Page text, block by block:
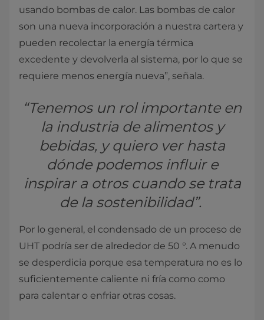
usando bombas de calor. Las bombas de calor
son una nueva incorporación a nuestra cartera y
pueden recolectar la energía térmica
excedente y devolverla al sistema, por lo que se
requiere menos energía nueva”, señala.
“Tenemos un rol importante en
la industria de alimentos y
bebidas, y quiero ver hasta
dónde podemos influir e
inspirar a otros cuando se trata
de la sostenibilidad”.
Por lo general, el condensado de un proceso de
UHT podría ser de alrededor de 50 °. A menudo
se desperdicia porque esa temperatura no es lo
suficientemente caliente ni fría como como
para calentar o enfriar otras cosas.